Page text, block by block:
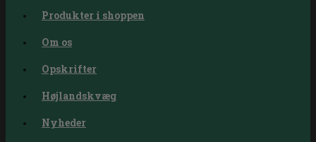
Produkter i shoppen
Om os
Opskrifter
Højlandskvæg
Nyheder